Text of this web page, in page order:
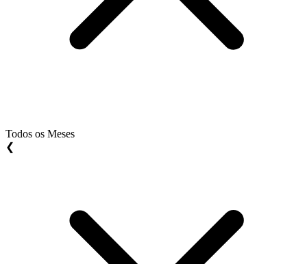
Todos os Meses
❮